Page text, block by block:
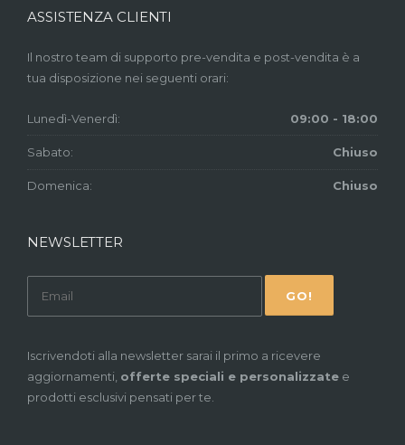
ASSISTENZA CLIENTI
Il nostro team di supporto pre-vendita e post-vendita è a
tua disposizione nei seguenti orari:
Lunedì-Venerdì: 09:00 - 18:00
Sabato: Chiuso
Domenica: Chiuso
NEWSLETTER
Iscrivendoti alla newsletter sarai il primo a ricevere
aggiornamenti, offerte speciali e personalizzate e
prodotti esclusivi pensati per te.